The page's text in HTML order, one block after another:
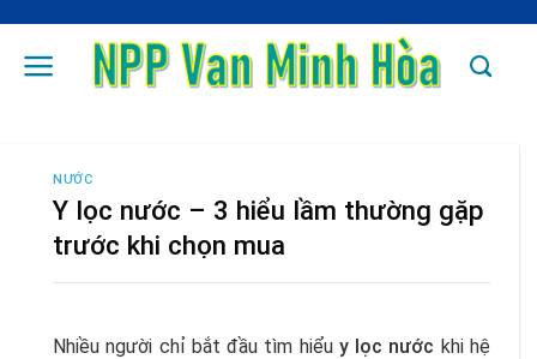
content
NƯỚC
Y lọc nước – 3 hiểu lầm thường gặp
trước khi chọn mua
Nhiều người chỉ bắt đầu tìm hiểuy lọc nước khi hệ